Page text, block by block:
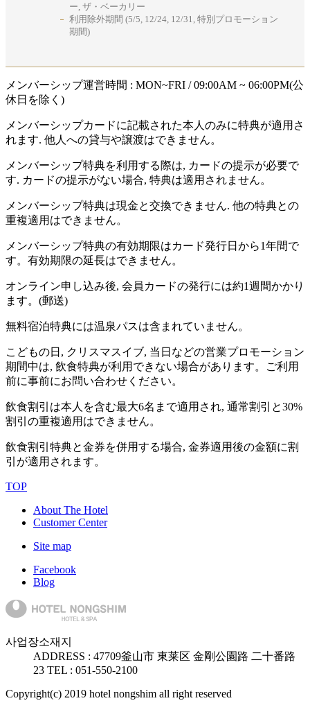
ー, ザ・ベーカリー
利用除外期間 (5/5, 12/24, 12/31, 特別プロモーション
期間)
メンバーシップ運営時間 : MON~FRI / 09:00AM ~ 06:00PM(公
休日を除く)
メンバーシップカードに記載された本人のみに特典が適用さ
れます. 他人への貸与や譲渡はできません。
メンバーシップ特典を利用する際は, カードの提示が必要で
す. カードの提示がない場合, 特典は適用されません。
メンバーシップ特典は現金と交換できません. 他の特典との
重複適用はできません。
メンバーシップ特典の有効期限はカード発行日から1年間で
す。有効期限の延長はできません。
オンライン申し込み後, 会員カードの発行には約1週間かかり
ます。(郵送)
無料宿泊特典には温泉パスは含まれていません。
こどもの日, クリスマスイブ, 当日などの営業プロモーション
期間中は, 飲食特典が利用できない場合があります。ご利用
前に事前にお問い合わせください。
飲食割引は本人を含む最大6名まで適用され, 通常割引と30%
割引の重複適用はできません。
飲食割引特典と金券を併用する場合, 金券適用後の金額に割
引が適用されます。
TOP
About The Hotel
Customer Center
Site map
Facebook
Blog
사업장소재지
ADDRESS : 47709釜山市 東莱区 金剛公園路 二十番路
23 TEL : 051-550-2100
Copyright(c) 2019 hotel nongshim all right reserved